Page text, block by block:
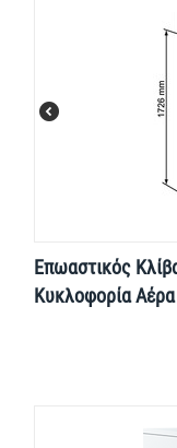
Επωαστικός
Κυκλοφορία